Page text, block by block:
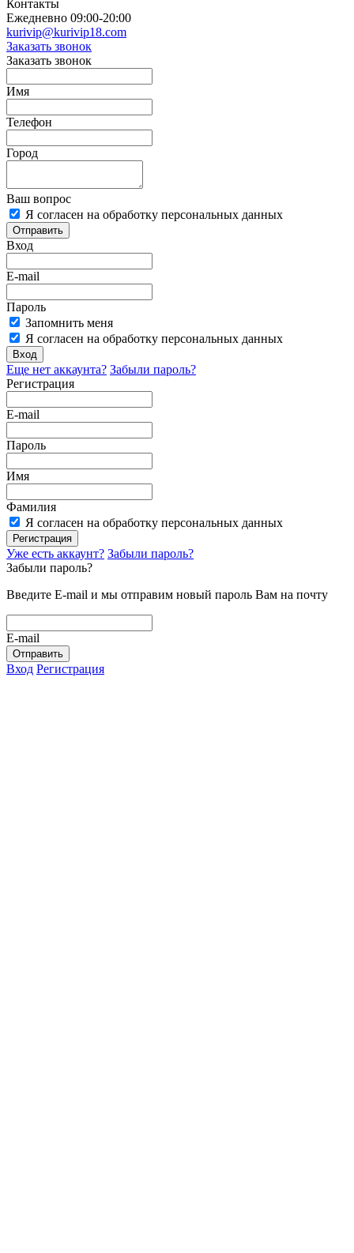
Контакты
Ежедневно 09:00-20:00
kurivip@kurivip18.com
Заказать звонок
Заказать звонок
Имя
Телефон
Город
Ваш вопрос
Я согласен на обработку персональных данных
Отправить
Вход
E-mail
Пароль
Запомнить меня
Я согласен на обработку персональных данных
Вход
Еще нет аккаунта? Забыли пароль?
Регистрация
E-mail
Пароль
Имя
Фамилия
Я согласен на обработку персональных данных
Регистрация
Уже есть аккаунт? Забыли пароль?
Забыли пароль?
Введите E-mail и мы отправим новый пароль Вам на почту
E-mail
Отправить
Вход Регистрация